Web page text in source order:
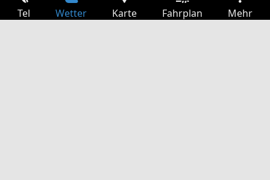
Tel Wetter Karte Fahrplan Mehr